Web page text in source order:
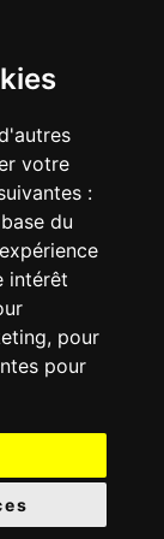
votre
:
du
intérêt
, pour
pour